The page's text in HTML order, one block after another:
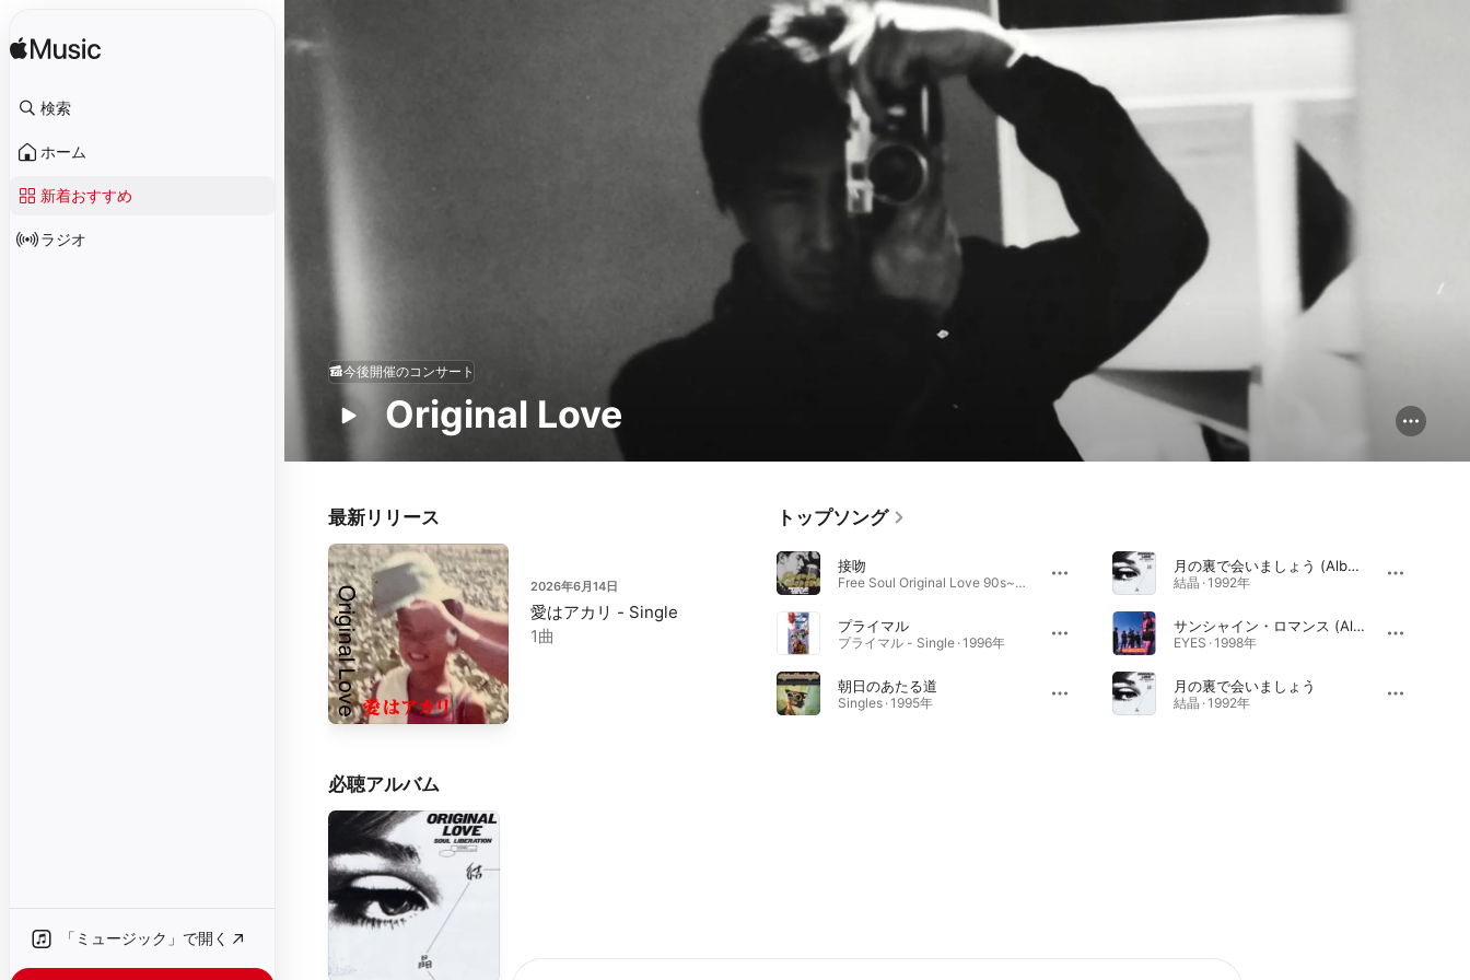
検索
ホーム
新着おすすめ
ラジオ
「ミュージック」で開く
Original Love
今後開催のコンサート
最新リリース
2026年6月14日
愛はアカリ - Single
1曲
トップソング
接吻
Free Soul Original Love 90s~EMI Years · 1996年
プライマル
プライマル - Single · 1996年
朝日のあたる道
Singles · 1995年
月の裏で会いましょう (Album Version)
結晶 · 1992年
サンシャイン・ロマンス (Album Version)
EYES · 1998年
月の裏で会いましょう
結晶 · 1992年
必聴アルバム